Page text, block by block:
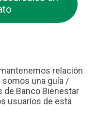
relación
una guía /
de Banco Bienestar
usuarios de esta